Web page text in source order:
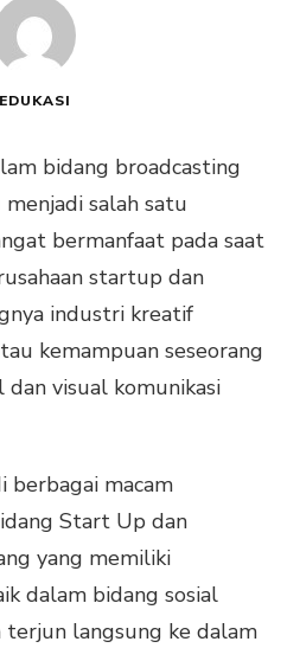
EDUKASI
bidang broadcasting
salah satu
bermanfaat pada saat
startup dan
industri kreatif
kemampuan seseorang
visual komunikasi
berbagai macam
Start Up dan
yang memiliki
dalam bidang sosial
terjun langsung ke dalam